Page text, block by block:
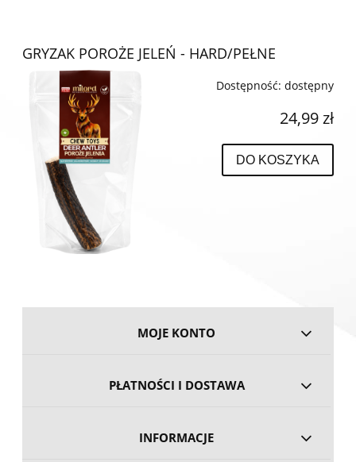
GRYZAK POROŻE JELEŃ - HARD/PEŁNE
Dostępność: dostępny
24,99 zł
DO KOSZYKA
MOJE KONTO
PŁATNOŚCI I DOSTAWA
INFORMACJE